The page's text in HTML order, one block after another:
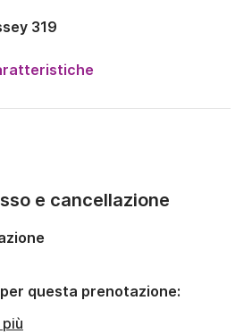
319
21CV
e cancellazione
questa prenotazione: